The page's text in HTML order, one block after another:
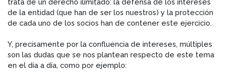
de la entidad (que han de ser los nuestros) y la protección
de cada uno de los socios han de contener este ejercicio.
Y, precisamente por la confluencia de intereses, múltiples
son las dudas que se nos plantean respecto de este tema
en el día a día, como por ejemplo: